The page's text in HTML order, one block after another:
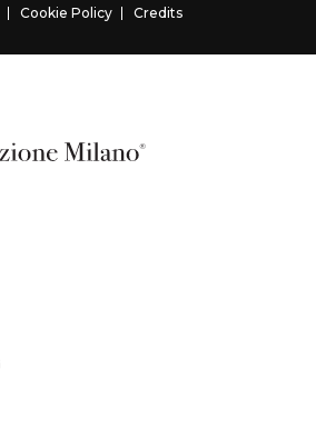
Cookie Policy Credits